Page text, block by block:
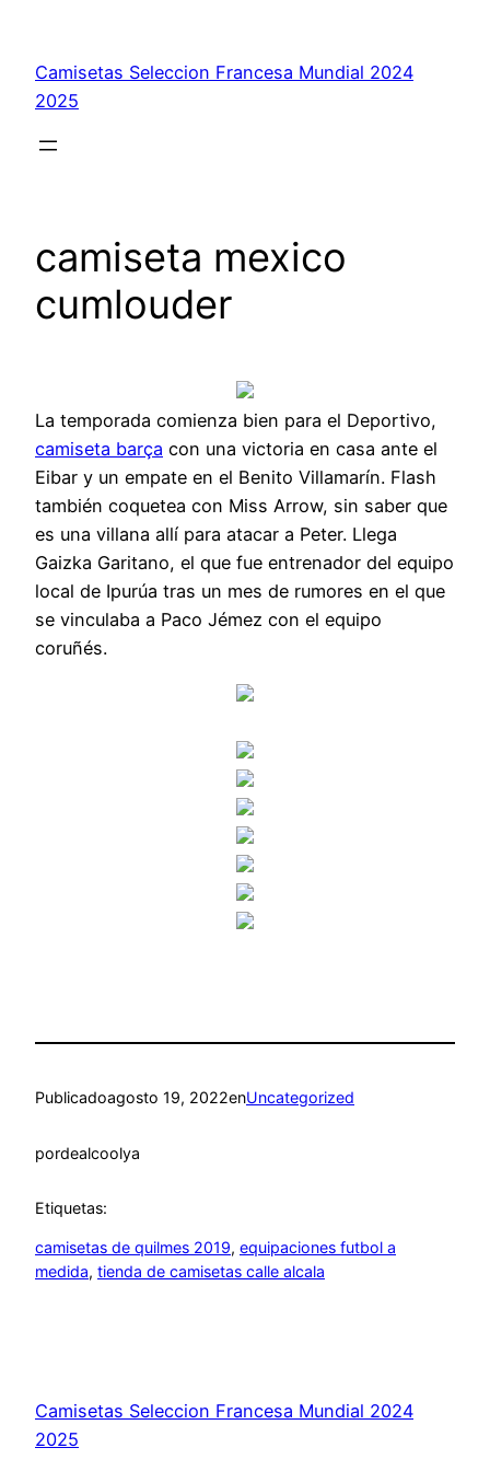
contenido
Camisetas Seleccion Francesa Mundial 2024
2025
camiseta mexico
cumlouder
La temporada comienza bien para el Deportivo,
camiseta barça con una victoria en casa ante el
Eibar y un empate en el Benito Villamarín. Flash
también coquetea con Miss Arrow, sin saber que
es una villana allí para atacar a Peter. Llega
Gaizka Garitano, el que fue entrenador del equipo
local de Ipurúa tras un mes de rumores en el que
se vinculaba a Paco Jémez con el equipo
coruñés.
Publicadoagosto 19, 2022enUncategorized
pordealcoolya
Etiquetas:
camisetas de quilmes 2019, equipaciones futbol a
medida, tienda de camisetas calle alcala
Camisetas Seleccion Francesa Mundial 2024
2025